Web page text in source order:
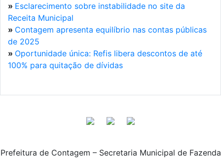
» Esclarecimento sobre instabilidade no site da
Receita Municipal
» Contagem apresenta equilíbrio nas contas públicas
de 2025
» Oportunidade única: Refis libera descontos de até
100% para quitação de dívidas
Prefeitura de Contagem – Secretaria Municipal de Fazenda